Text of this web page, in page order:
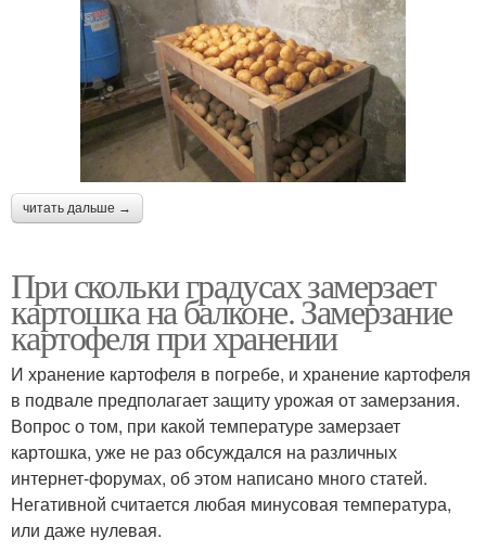
читать дальше →
При скольки градусах замерзает
картошка на балконе. Замерзание
картофеля при хранении
И хранение картофеля в погребе, и хранение картофеля
в подвале предполагает защиту урожая от замерзания.
Вопрос о том, при какой температуре замерзает
картошка, уже не раз обсуждался на различных
интернет-форумах, об этом написано много статей.
Негативной считается любая минусовая температура,
или даже нулевая.